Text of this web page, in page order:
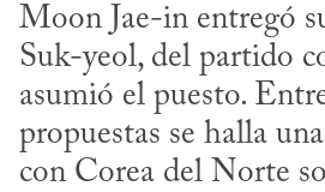
Moon Jae-in entregó
Suk-yeol, del partido
asumió el puesto.
propuestas se halla
con Corea del Norte